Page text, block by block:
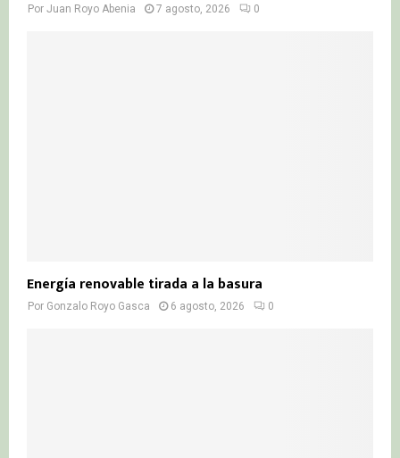
Por Juan Royo Abenia 7 agosto, 2026 0
Energía renovable tirada a la basura
Por Gonzalo Royo Gasca 6 agosto, 2026 0